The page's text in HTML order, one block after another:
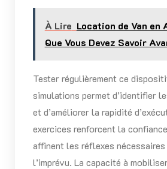
À Lire Location de Van en
Que Vous Devez Savoir
Tester régulièrement ce
simulations permet d’identifier
et d’améliorer la rapidité
exercices renforcent la
affinent les réflexes
l’imprévu. La capacité à